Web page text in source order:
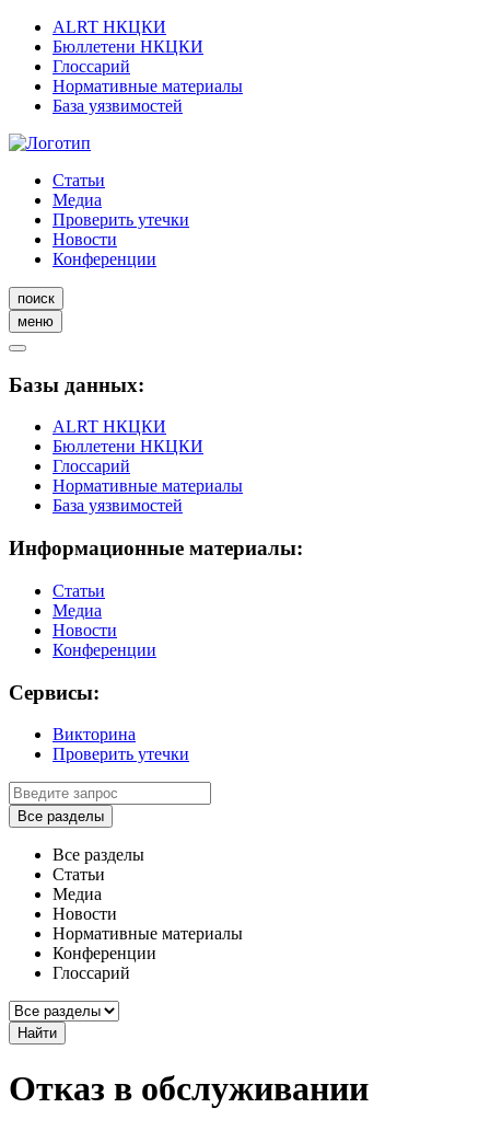
ALRT НКЦКИ
Бюллетени НКЦКИ
Глоссарий
Нормативные материалы
База уязвимостей
Статьи
Медиа
Проверить утечки
Новости
Конференции
поиск
меню
Базы данных:
ALRT НКЦКИ
Бюллетени НКЦКИ
Глоссарий
Нормативные материалы
База уязвимостей
Информационные материалы:
Статьи
Медиа
Новости
Конференции
Сервисы:
Викторина
Проверить утечки
Все разделы
Все разделы
Статьи
Медиа
Новости
Нормативные материалы
Конференции
Глоссарий
Найти
Отказ в обслуживании